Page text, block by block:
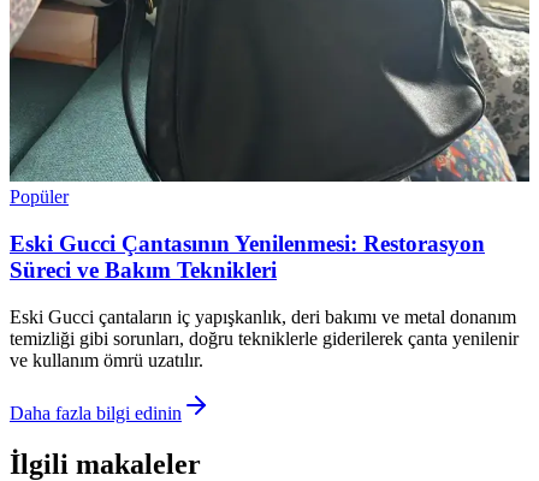
Popüler
Eski Gucci Çantasının Yenilenmesi: Restorasyon
Süreci ve Bakım Teknikleri
Eski Gucci çantaların iç yapışkanlık, deri bakımı ve metal donanım
temizliği gibi sorunları, doğru tekniklerle giderilerek çanta yenilenir
ve kullanım ömrü uzatılır.
Daha fazla bilgi edinin
İlgili makaleler